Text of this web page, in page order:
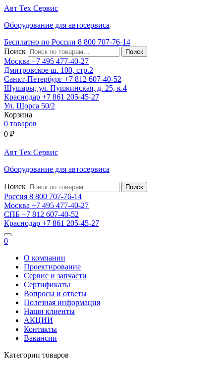
Авт Тех Сервис
Оборудование для автосервиса
Бесплатно по России 8 800 707-76-14
Поиск
Москва +7 495 477-40-27
Дмитровское ш. 100, стр.2
Санкт-Петербург +7 812 607-40-52
Шушары, ул. Пушкинская, д. 25, к.4
Краснодар +7 861 205-45-27
Ул. Щорса 50/2
Корзина
0 товаров
0 ₽
Авт Тех Сервис
Оборудование для автосервиса
Поиск
Россия 8 800 707-76-14
Москва +7 495 477-40-27
СПБ +7 812 607-40-52
Краснодар +7 861 205-45-27
0
О компании
Проектирование
Сервис и запчасти
Сертификаты
Вопросы и ответы
Полезная информация
Наши клиенты
АКЦИИ
Контакты
Вакансии
Категории товаров